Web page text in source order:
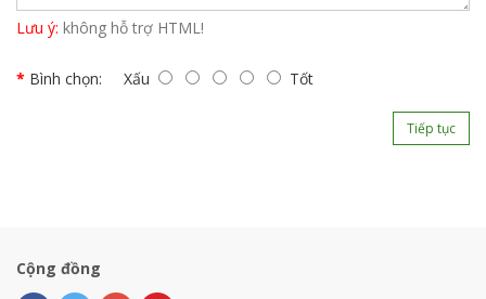
Lưu ý: không hỗ trợ HTML!
Bình chọn: Xấu Tốt
Tiếp tục
Cộng đồng